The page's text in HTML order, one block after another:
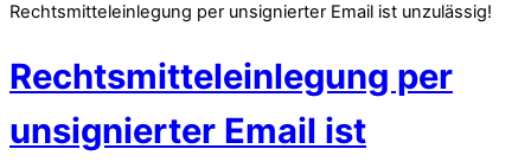
Rechtsmitteleinlegung per unsignierter Email ist unzulässig!
Rechtsmitteleinlegung per
unsignierter Email ist